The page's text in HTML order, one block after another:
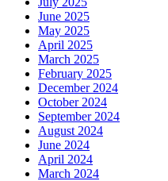
June 2025
May 2025
April 2025
March 2025
February 2025
December 2024
October 2024
September 2024
August 2024
June 2024
April 2024
March 2024